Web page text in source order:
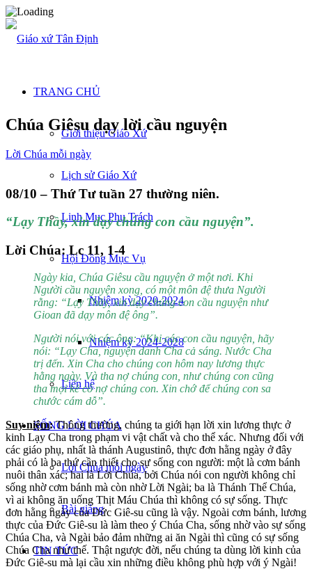
TRANG CHỦ
Giới thiệu Giáo Xứ
Lịch sử Giáo Xứ
Linh Mục Phụ Trách
Hội Đồng Mục Vụ
Nhiệm kỳ 2020-2024
Nhiệm kỳ 2024-2028
Liên hệ
SỐNG LỜI CHÚA
Lời Chúa mỗi ngày
Bài giảng
TIN TỨC
Chúa Giêsu dạy lời cầu nguyện
Lời Chúa mỗi ngày
08/10 – Thứ Tư tuần 27 thường niên.
“Lạy Thầy, xin dạy chúng con cầu nguyện”.
Lời Chúa: Lc 11, 1-4
Ngày kia, Chúa Giêsu cầu nguyện ở một nơi. Khi
Người cầu nguyện xong, có một môn đệ thưa Người
rằng: “Lạy Thầy, xin dạy chúng con cầu nguyện như
Gioan đã dạy môn đệ ông”.
Người nói với các ông: “Khi các con cầu nguyện, hãy
nói: “Lạy Cha, nguyện danh Cha cả sáng. Nước Cha
trị đến. Xin Cha cho chúng con hôm nay lương thực
hằng ngày. Và tha nợ chúng con, như chúng con cũng
tha mọi kẻ có nợ chúng con. Xin chớ để chúng con sa
chước cám dỗ”.
Suy niệm:Thông thường, chúng ta giới hạn lời xin lương thực ở
kinh Lạy Cha trong phạm vi vật chất và cho thể xác. Nhưng đối với
các giáo phụ, nhất là thánh Augustinô, thực đơn hằng ngày ở đây
phải có là ba thứ cần thiết cho sự sống con người: một là cơm bánh
nuôi thân xác; hai là Lời Chúa, bởi Chúa nói con người không chỉ
sống nhờ cơm bánh mà còn nhờ Lời Ngài; ba là Thánh Thể Chúa,
vì ai không ăn uống Thịt Máu Chúa thì không có sự sống. Thực
đơn hằng ngày của Đức Giê-su cũng là vậy. Ngoài cơm bánh, lương
thực của Đức Giê-su là làm theo ý Chúa Cha, sống nhờ vào sự sống
Chúa Cha, và Ngài bảo đảm những ai ăn Ngài thì cũng có sự sống
Chúa Cha như thế. Thật ngược đời, nếu chúng ta dùng lời kinh của
Đức Giê-su mà lại cầu xin những điều không phù hợp với ý Ngài!